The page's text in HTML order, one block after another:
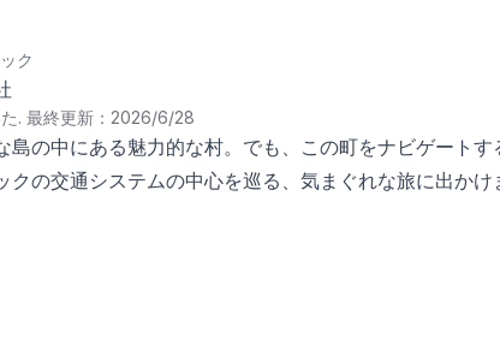
ク
. 最終更新：2026/6/28
島の中にある魅力的な村。でも、この町をナビゲートす
の交通システムの中心を巡る、気まぐれな旅に出かけ